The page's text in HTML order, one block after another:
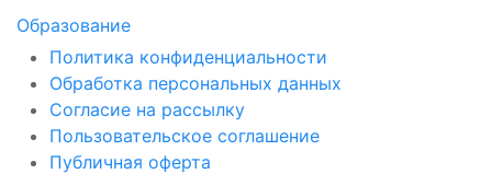
Образование
Политика конфиденциальности
Обработка персональных данных
Согласие на рассылку
Пользовательское соглашение
Публичная оферта